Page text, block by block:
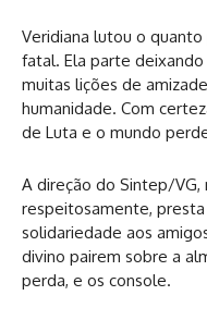
Veridiana lutou o
fatal. Ela parte
muitas lições de
humanidade. Com
de Luta e o mundo
A direção do Sintep/
respeitosamente,
solidariedade aos
divino pairem sobre a
perda, e os console.